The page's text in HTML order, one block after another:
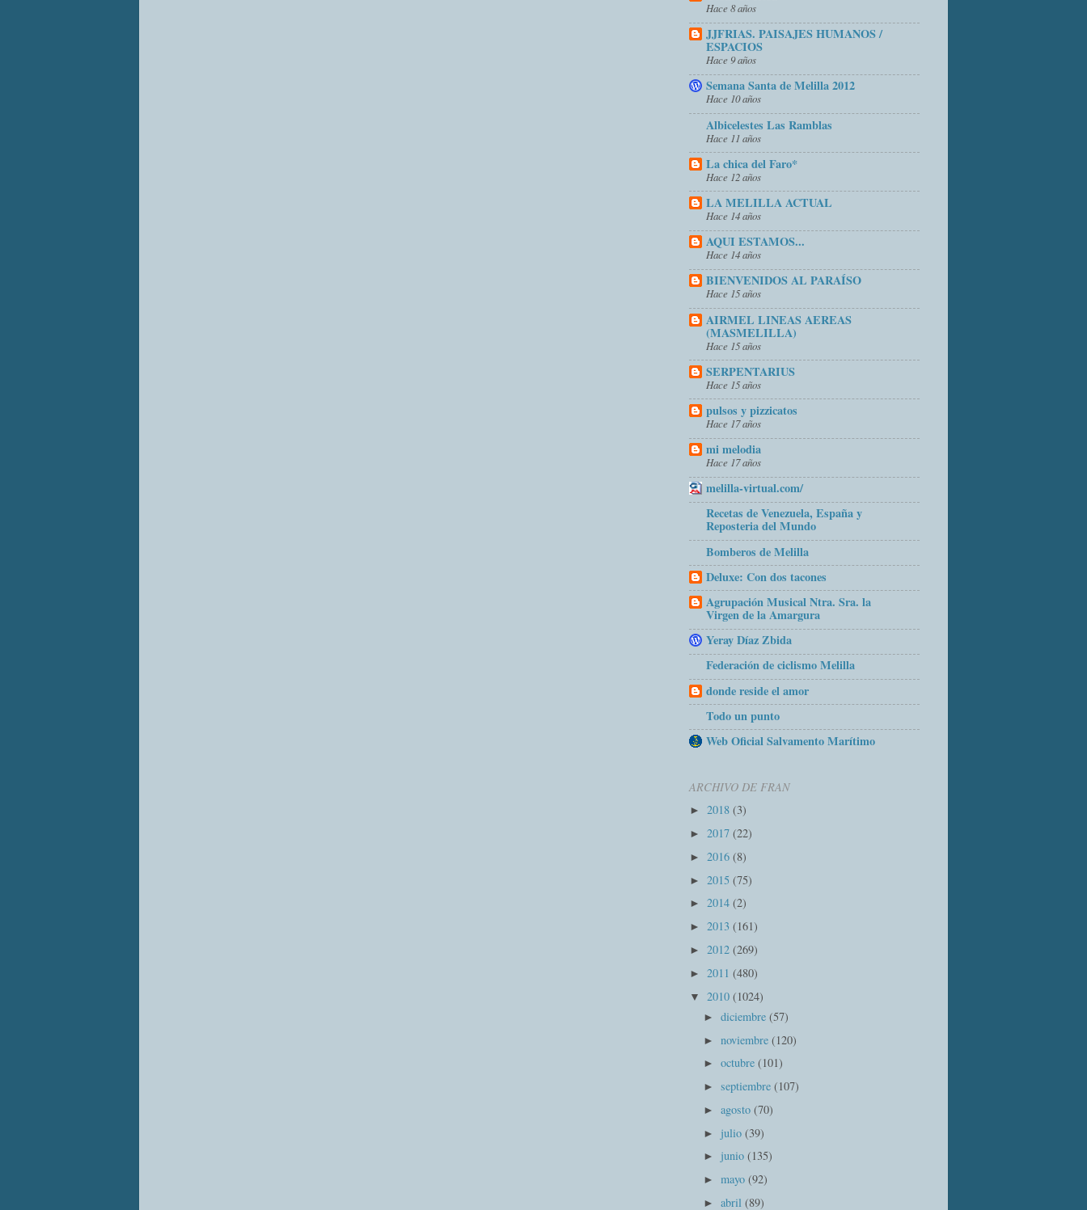
Hace 8 años
JJFRIAS. PAISAJES HUMANOS /
ESPACIOS
Hace 9 años
Semana Santa de Melilla 2012
Hace 10 años
Albicelestes Las Ramblas
Hace 11 años
La chica del Faro*
Hace 12 años
LA MELILLA ACTUAL
Hace 14 años
AQUI ESTAMOS...
Hace 14 años
BIENVENIDOS AL PARAÍSO
Hace 15 años
AIRMEL LINEAS AEREAS
(MASMELILLA)
Hace 15 años
SERPENTARIUS
Hace 15 años
pulsos y pizzicatos
Hace 17 años
mi melodia
Hace 17 años
melilla-virtual.com/
Recetas de Venezuela, España y
Reposteria del Mundo
Bomberos de Melilla
Deluxe: Con dos tacones
Agrupación Musical Ntra. Sra. la
Virgen de la Amargura
Yeray Díaz Zbida
Federación de ciclismo Melilla
donde reside el amor
Todo un punto
Web Oficial Salvamento Marítimo
ARCHIVO DE FRAN
► 2018 (3)
► 2017 (22)
► 2016 (8)
► 2015 (75)
► 2014 (2)
► 2013 (161)
► 2012 (269)
► 2011 (480)
▼ 2010 (1024)
►diciembre(57)
►noviembre(120)
►octubre(101)
►septiembre(107)
►agosto(70)
► julio(39)
► junio(135)
►mayo(92)
►abril(89)